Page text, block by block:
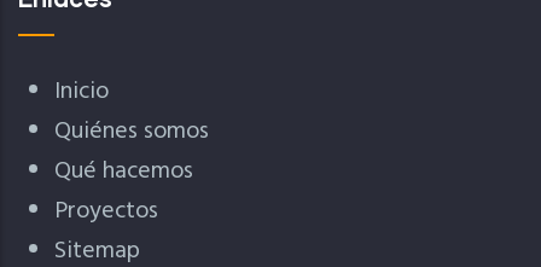
Inicio
Quiénes somos
Qué hacemos
Proyectos
Sitemap